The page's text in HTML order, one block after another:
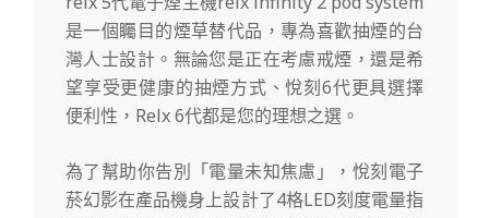
是一個矚目的煙草替代品，專為喜歡抽煙的台
灣人士設計。無論您是正在考慮戒煙，還是希
望享受更健康的抽煙方式、悅刻6代更具選擇
便利性，Relx 6代都是您的理想之選。
為了幫助你告別「電量未知焦慮」，悅刻電子
菸幻影在產品機身上設計了4格LED刻度電量指